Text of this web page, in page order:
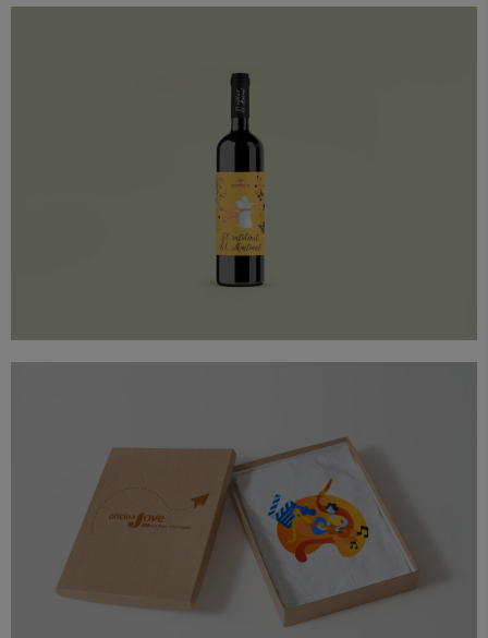
El ratolinet del Montsant
Diseño Ilustración Proyectos Web
Oficina Jove Baix Llobregat